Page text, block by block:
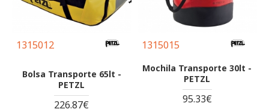
1315012
Bolsa Transporte 65lt -
PETZL
226.87€
1315015
Mochila Transporte 30lt -
PETZL
95.33€